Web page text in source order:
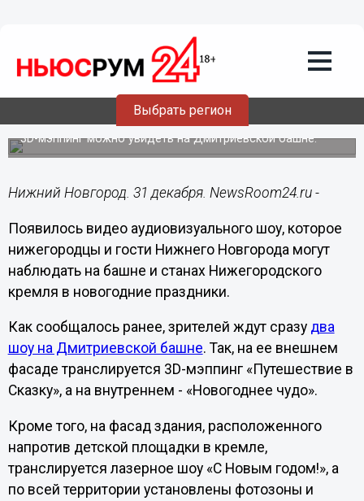
Выбрать регион
31.12.202119:54
Аудиовизуальное шоу украсило башню
кремля в Нижнем Новгороде
3D-мэппинг можно увидеть на Дмитриевской башне.
Нижний Новгород. 31 декабря. NewsRoom24.ru -
Появилось видео аудиовизуального шоу, которое
нижегородцы и гости Нижнего Новгорода могут
наблюдать на башне и станах Нижегородского
кремля в новогодние праздники.
Как сообщалось ранее, зрителей ждут сразу два
шоу на Дмитриевской башне. Так, на ее внешнем
фасаде транслируется 3D-мэппинг «Путешествие в
Сказку», а на внутреннем - «Новогоднее чудо».
Кроме того, на фасад здания, расположенного
напротив детской площадки в кремле,
транслируется лазерное шоу «С Новым годом!», а
по всей территории установлены фотозоны и